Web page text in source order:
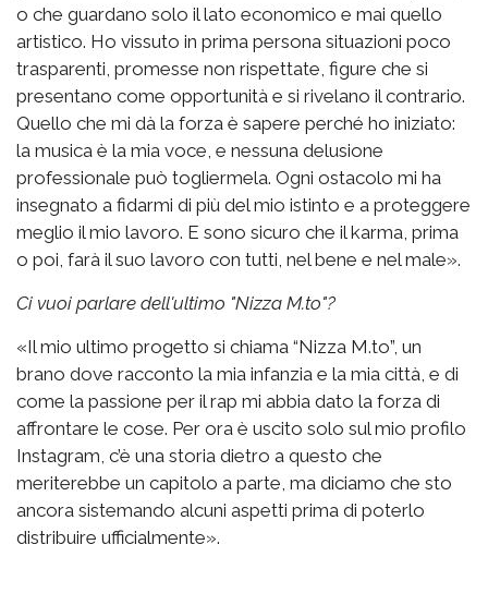
o che guardano solo il lato economico e mai quello
artistico. Ho vissuto in prima persona situazioni poco
trasparenti, promesse non rispettate, figure che si
presentano come opportunità e si rivelano il contrario.
Quello che mi dà la forza è sapere perché ho iniziato:
la musica è la mia voce, e nessuna delusione
professionale può togliermela. Ogni ostacolo mi ha
insegnato a fidarmi di più del mio istinto e a proteggere
meglio il mio lavoro. E sono sicuro che il karma, prima
o poi, farà il suo lavoro con tutti, nel bene e nel male».
Ci vuoi parlare dell'ultimo "Nizza M.to"?
«Il mio ultimo progetto si chiama “Nizza M.to”, un
brano dove racconto la mia infanzia e la mia città, e di
come la passione per il rap mi abbia dato la forza di
affrontare le cose. Per ora è uscito solo sul mio profilo
Instagram, c’è una storia dietro a questo che
meriterebbe un capitolo a parte, ma diciamo che sto
ancora sistemando alcuni aspetti prima di poterlo
distribuire ufficialmente».